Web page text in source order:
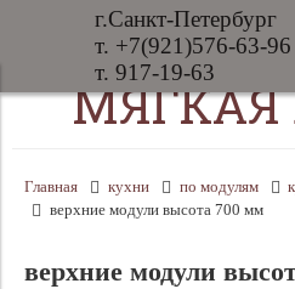
г.Санкт-Петербург
т. +7(921)576-63-96
т. 917-19-63
Главная кухни по модулям
верхние модули высота 700 мм
верхние модули